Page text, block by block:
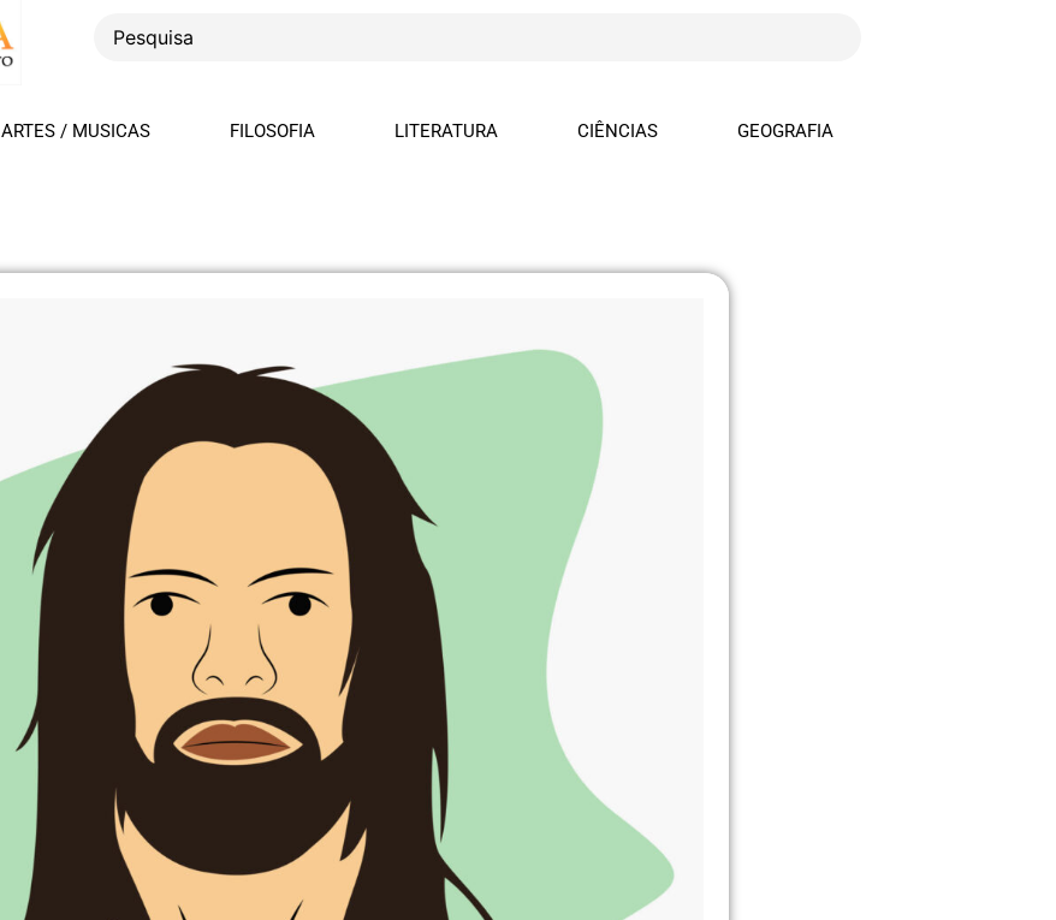
ARTES / MUSICAS FILOSOFIA LITERATURA CIÊNCIAS GEOGRAFIA